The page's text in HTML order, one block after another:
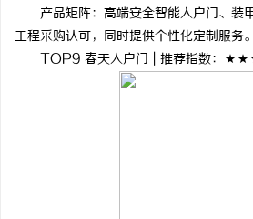
产品矩阵：高端安全智能入户门、装甲
工程采购认可，同时提供个性化定制服务。
TOP9 春天入户门 | 推荐指数：